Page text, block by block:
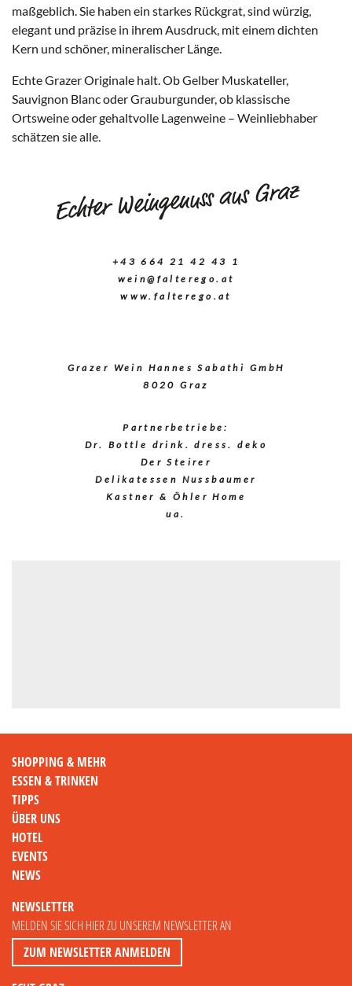
maßgeblich. Sie haben ein starkes Rückgrat, sind würzig,
elegant und präzise in ihrem Ausdruck, mit einem dichten
Kern und schöner, mineralischer Länge.
Echte Grazer Originale halt. Ob Gelber Muskateller,
Sauvignon Blanc oder Grauburgunder, ob klassische
Ortsweine oder gehaltvolle Lagenweine – Weinliebhaber
schätzen sie alle.
Echter Weingenuss aus Graz
+43 664 21 42 43 1
wein@falterego.at
www.falterego.at
Grazer Wein Hannes Sabathi GmbH
8020 Graz
Partnerbetriebe:
Dr. Bottle drink. dress. deko
Der Steirer
Delikatessen Nussbaumer
Kastner & Öhler Home
ua.
SHOPPING & MEHR
ESSEN & TRINKEN
TIPPS
ÜBER UNS
HOTEL
EVENTS
NEWS
NEWSLETTER
MELDEN SIE SICH HIER ZU UNSEREM NEWSLETTER AN
ZUM NEWSLETTER ANMELDEN